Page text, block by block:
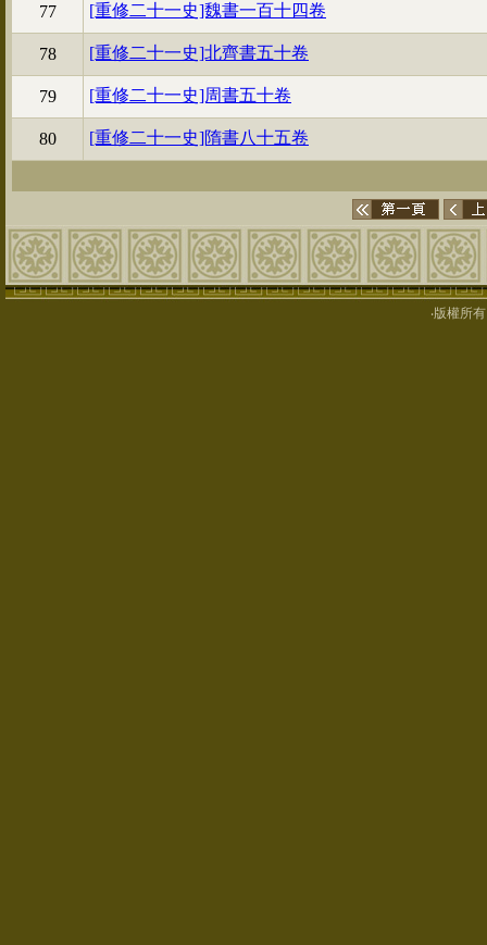
77 [重修二十一史]魏書一百十四卷
78 [重修二十一史]北齊書五十卷
79 [重修二十一史]周書五十卷
80 [重修二十一史]隋書八十五卷
‧版權所